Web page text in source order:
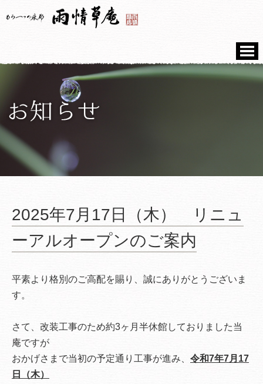
2025年7月17日（木） リニュ
ーアルオープンのご案内
平素より格別のご高配を賜り、誠にありがとうございま
す。
さて、改装工事のため約3ヶ月半休館しておりました当
庵ですが
おかげさまで当初の予定通り工事が進み、 令和7年7月17
日（木）